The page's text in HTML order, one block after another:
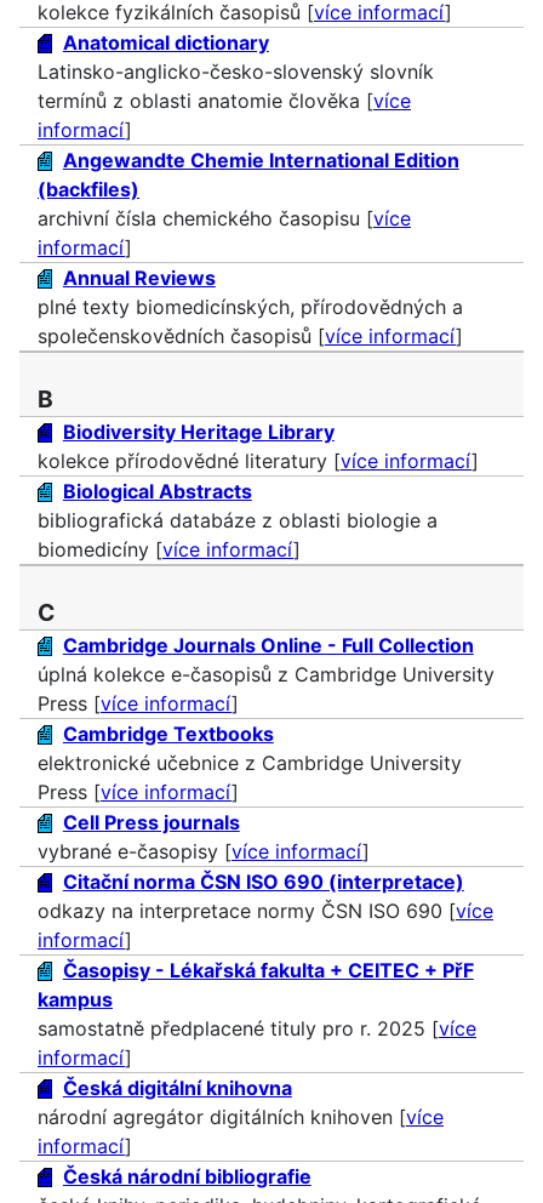
kolekce fyzikálních časopisů [více informací]
Anatomical dictionary
Latinsko-anglicko-česko-slovenský slovník
termínů z oblasti anatomie člověka [více
informací]
Angewandte Chemie International Edition
(backfiles)
archivní čísla chemického časopisu [více
informací]
Annual Reviews
plné texty biomedicínských, přírodovědných a
společenskovědních časopisů [více informací]
B
Biodiversity Heritage Library
kolekce přírodovědné literatury [více informací]
Biological Abstracts
bibliografická databáze z oblasti biologie a
biomedicíny [více informací]
C
Cambridge Journals Online - Full Collection
úplná kolekce e-časopisů z Cambridge University
Press [více informací]
Cambridge Textbooks
elektronické učebnice z Cambridge University
Press [více informací]
Cell Press journals
vybrané e-časopisy [více informací]
Citační norma ČSN ISO 690 (interpretace)
odkazy na interpretace normy ČSN ISO 690 [více
informací]
Časopisy - Lékařská fakulta + CEITEC + PřF
kampus
samostatně předplacené tituly pro r. 2025 [více
informací]
Česká digitální knihovna
národní agregátor digitálních knihoven [více
informací]
Česká národní bibliografie